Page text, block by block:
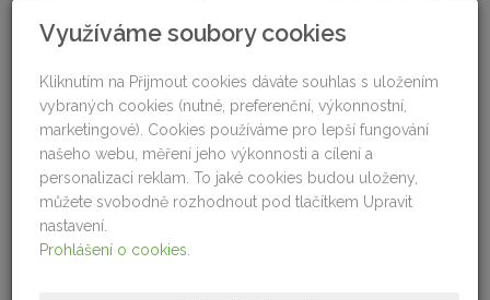
Využíváme soubory cookies
Kliknutím na Přijmout cookies dáváte souhlas s uložením
vybraných cookies (nutné, preferenční, výkonnostní,
marketingové). Cookies používáme pro lepší fungování
našeho webu, měření jeho výkonnosti a cílení a
personalizaci reklam. To jaké cookies budou uloženy,
můžete svobodně rozhodnout pod tlačítkem Upravit
nastavení.
Prohlášení o cookies.